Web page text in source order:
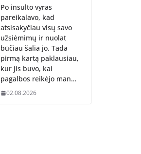
Po insulto vyras
pareikalavo, kad
atsisakyčiau visų savo
užsiėmimų ir nuolat
būčiau šalia jo. Tada
pirmą kartą paklausiau,
kur jis buvo, kai
pagalbos reikėjo man…
02.08.2026